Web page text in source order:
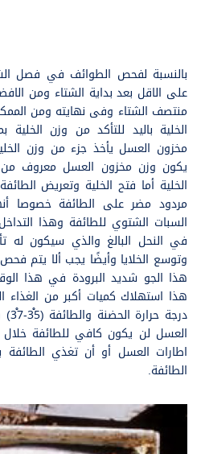
بالنسبة لفحص الطوائف في فصل
على الاقل بعد بداية الشتاء ومن
منتصف الشتاء وفى نهايته ومن
الخلية باليد للتأكد من وزن
مخزون العسل يأخذ جزء من وزن
يكون وزن مخزون العسل معروف من
الخلية أما فتح الخلية وتعريض
مردود مضر على الطائفة خصوصا
السبات الشتوي للطائفة وهذا
في النحل البالغ والذي سيكون له
وتوسع الخلايا وأيضًا يجب ألا يتم
هذا الجو شديد البرودة في هذا
هذا استهلاك كميات أكبر من
العسل لن يكون كافي للطائفة
اطارات العسل أو أن تغذي
الطائفة.